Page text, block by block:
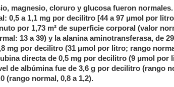
magnesio, cloruro y glucosa fueron
0,5 a 1,1 mg por decilitro [44 a 97 μmol por
por 1,73 m² de superficie corporal (valor
13 a 39) y la alanina aminotransferasa, de
mg por decilitro (31 μmol por litro; rango
directa de 0,5 mg por decilitro (9 μmol
de albúmina fue de 3,6 g por decilitro (rango
(rango normal, 0,8 a 1,2).